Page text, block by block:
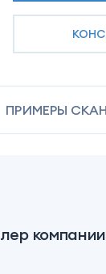
ПРИМЕРЫ
компании